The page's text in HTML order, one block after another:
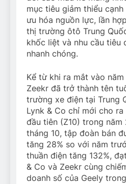
mục tiêu giảm thiểu
ưu hóa nguồn lực, lần
thị trường ôtô Trung
khốc liệt và nhu cầu tiêu
nhanh chóng.
Kể từ khi ra mắt vào
Zeekr đã trở thành tên
trường xe điện tại Trung
Lynk & Co chỉ mới cho
đầu tiên (Z10) trong năm
tháng 10, tập đoàn bán
tăng 28% so với năm
thuần điện tăng 132%,
& Co và Zeekr cùng
doanh số của Geely